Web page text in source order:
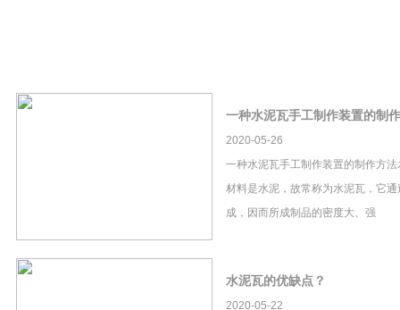
一种水泥瓦手工制作装置的制
2020-05-26
一种水泥瓦手工制作装置的制作方
材料是水泥，故常称为水泥瓦，它
成，因而所成制品的密度大、强
水泥瓦的优缺点？
2020-05-22